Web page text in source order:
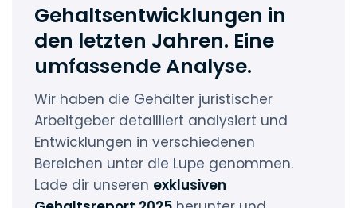
Gehaltsentwicklungen in
den letzten Jahren. Eine
umfassende Analyse.
Wir haben die Gehälter juristischer
Arbeitgeber detailliert analysiert und
Entwicklungen in verschiedenen
Bereichen unter die Lupe genommen.
Lade dir unseren exklusiven